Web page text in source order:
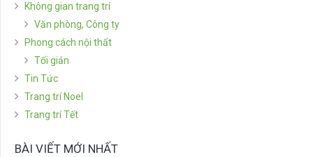
Không gian trang trí
Văn phòng, Công ty
Phong cách nội thất
Tối giản
Tin Tức
Trang trí Noel
Trang trí Tết
BÀI VIẾT MỚI NHẤT